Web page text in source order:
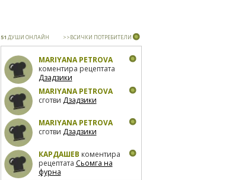
51 ДУШИ ОНЛАЙН >>ВСИЧКИ ПОТРЕБИТЕЛИ
MARIYANA PETROVA
коментира рецептата
Дзадзики
MARIYANA PETROVA
сготви Дзадзики
MARIYANA PETROVA
сготви Дзадзики
КАРДАШЕВ коментира
рецептата Сьомга на
фурна